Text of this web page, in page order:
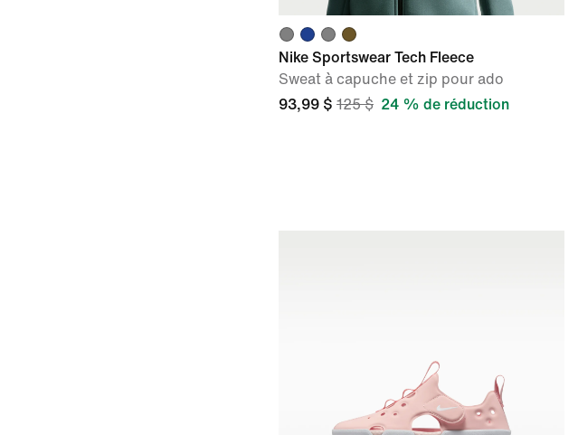
Nike Sportswear Tech Fleece
Sweat à capuche et zip pour ado
93,99 $ 125 $ 24 % de réduction